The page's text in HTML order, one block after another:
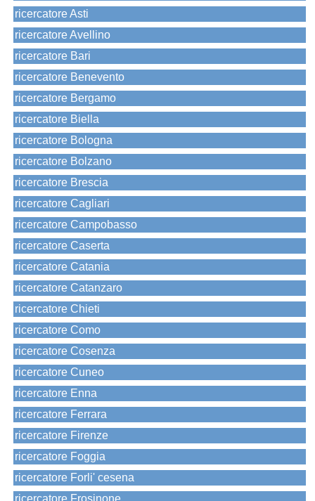
ricercatore Asti
ricercatore Avellino
ricercatore Bari
ricercatore Benevento
ricercatore Bergamo
ricercatore Biella
ricercatore Bologna
ricercatore Bolzano
ricercatore Brescia
ricercatore Cagliari
ricercatore Campobasso
ricercatore Caserta
ricercatore Catania
ricercatore Catanzaro
ricercatore Chieti
ricercatore Como
ricercatore Cosenza
ricercatore Cuneo
ricercatore Enna
ricercatore Ferrara
ricercatore Firenze
ricercatore Foggia
ricercatore Forli' cesena
ricercatore Frosinone